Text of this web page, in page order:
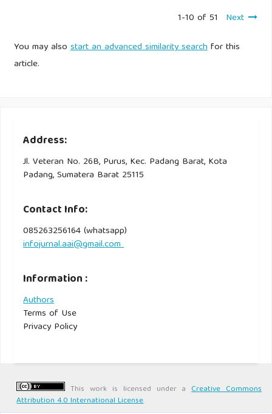
1-10 of 51
Next
You may alsostart an advanced similarity searchfor this
article.
Address:
Jl. Veteran No. 26B, Purus, Kec. Padang Barat, Kota
Padang, Sumatera Barat 25115
Contact Info:
085263256164 (whatsapp)
infojurnal.aai@gmail.com
Information :
Authors
Terms of Use
Privacy Policy
This work is licensed under aCreative Commons
Attribution 4.0 International License.